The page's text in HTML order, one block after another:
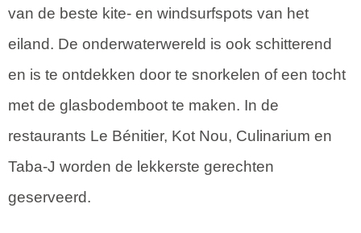
van de beste kite- en windsurfspots van het
eiland. De onderwaterwereld is ook schitterend
en is te ontdekken door te snorkelen of een tocht
met de glasbodemboot te maken. In de
restaurants Le Bénitier, Kot Nou, Culinarium en
Taba-J worden de lekkerste gerechten
geserveerd.